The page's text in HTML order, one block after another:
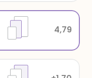
4,79